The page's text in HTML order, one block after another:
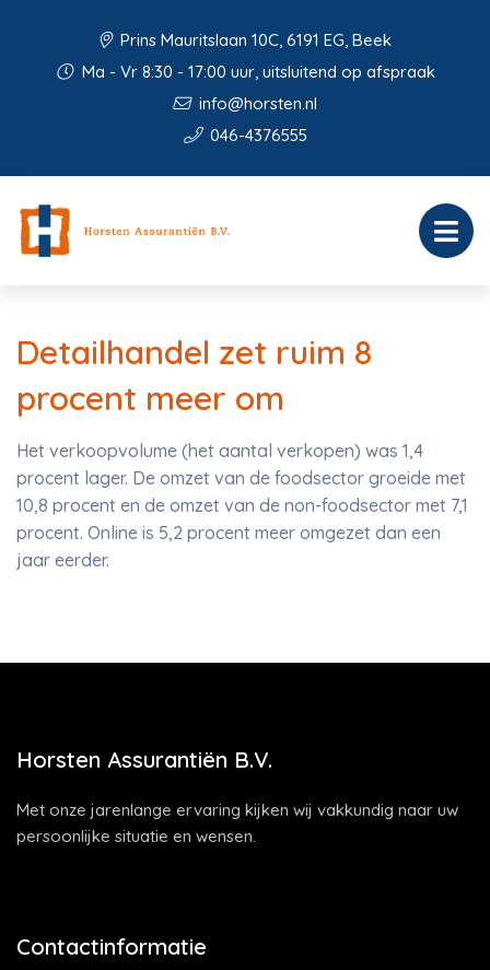
Prins Mauritslaan 10C, 6191 EG, Beek
Ma - Vr 8:30 - 17:00 uur, uitsluitend op afspraak
info@horsten.nl
046-4376555
Detailhandel zet ruim 8
procent meer om
Het verkoopvolume (het aantal verkopen) was 1,4
procent lager. De omzet van de foodsector groeide met
10,8 procent en de omzet van de non-foodsector met 7,1
procent. Online is 5,2 procent meer omgezet dan een
jaar eerder.
Horsten Assurantiën B.V.
Met onze jarenlange ervaring kijken wij vakkundig naar uw
persoonlijke situatie en wensen.
Contactinformatie